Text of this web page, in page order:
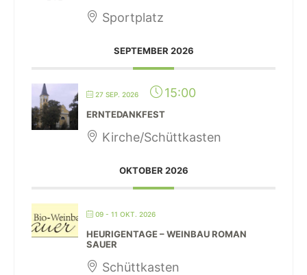
Sportplatz
SEPTEMBER 2026
27 SEP. 2026 15:00
ERNTEDANKFEST
Kirche/Schüttkasten
OKTOBER 2026
09 - 11 OKT. 2026
HEURIGENTAGE – WEINBAU ROMAN
SAUER
Schüttkasten